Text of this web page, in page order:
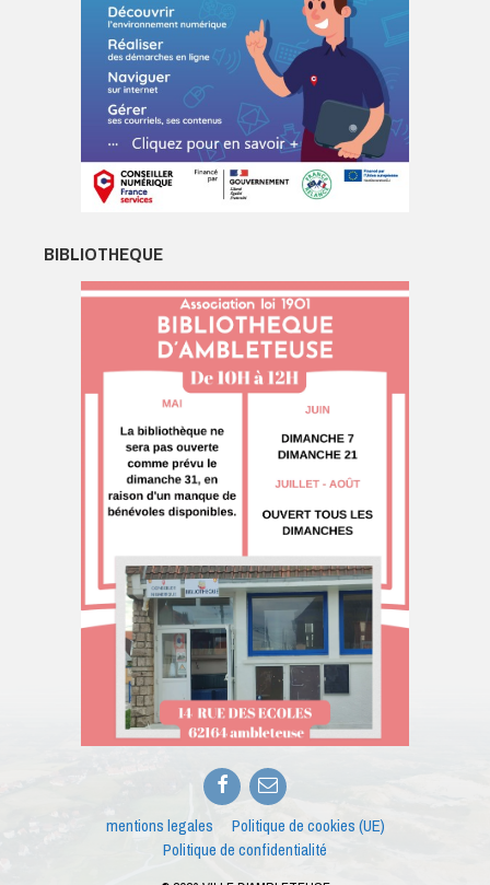
BIBLIOTHEQUE
Facebook
E-
mail
mentions legales
Politique de cookies (UE)
Politique de confidentialité